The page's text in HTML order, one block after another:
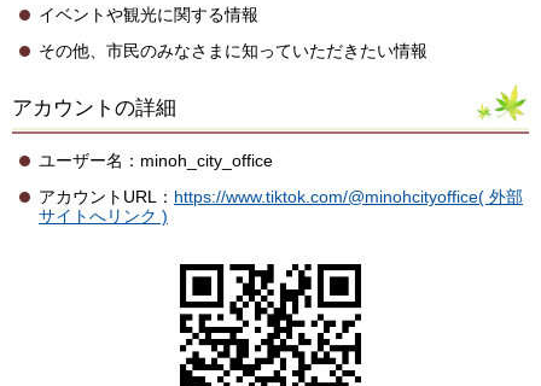
イベントや観光に関する情報
その他、市民のみなさまに知っていただきたい情報
アカウントの詳細
ユーザー名：minoh_city_office
アカウントURL： https://www.tiktok.com/@minohcityoffice( 外部
サイトへリンク )